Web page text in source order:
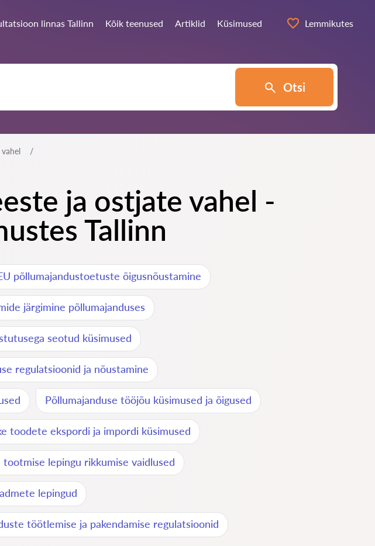
linnas Tallinn Kõik teenused Artiklid Küsimused Lemmikutes
Otsi
ja ostjate vahel -
Tallinn
põllumajandustoetuste õigusnõustamine
järgimine põllumajanduses
seotud küsimused
regulatsioonid ja nõustamine
Põllumajanduse tööjõu küsimused ja õigused
toodete ekspordi ja impordi küsimused
tootmise lepingu rikkumise vaidlused
lepingud
töötlemise ja pakendamise regulatsioonid